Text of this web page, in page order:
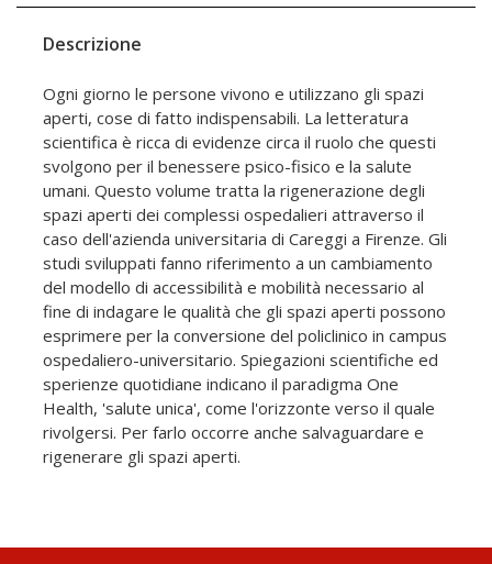
Descrizione
Ogni giorno le persone vivono e utilizzano gli spazi
aperti, cose di fatto indispensabili. La letteratura
scientifica è ricca di evidenze circa il ruolo che questi
svolgono per il benessere psico-fisico e la salute
umani. Questo volume tratta la rigenerazione degli
spazi aperti dei complessi ospedalieri attraverso il
caso dell'azienda universitaria di Careggi a Firenze. Gli
studi sviluppati fanno riferimento a un cambiamento
del modello di accessibilità e mobilità necessario al
fine di indagare le qualità che gli spazi aperti possono
esprimere per la conversione del policlinico in campus
ospedaliero-universitario. Spiegazioni scientifiche ed
sperienze quotidiane indicano il paradigma One
Health, 'salute unica', come l'orizzonte verso il quale
rivolgersi. Per farlo occorre anche salvaguardare e
rigenerare gli spazi aperti.